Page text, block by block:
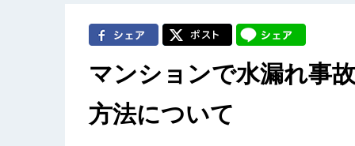
マンションで水漏れ事
方法について